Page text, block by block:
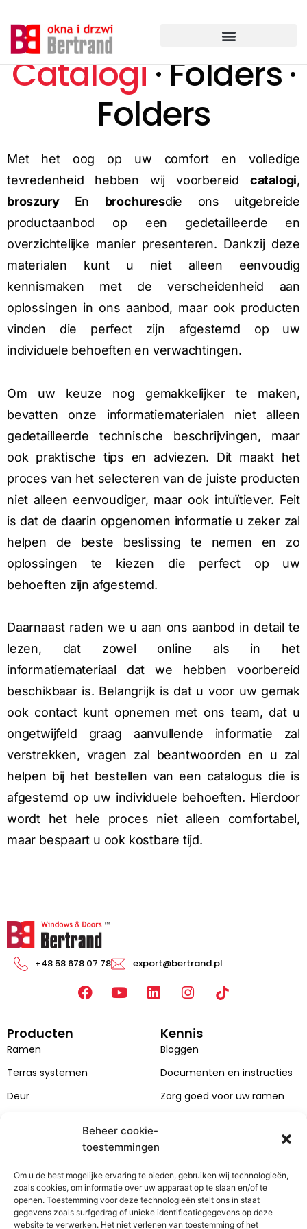
Beheer cookie-
toestemmingen
Om u de best mogelijke ervaring te bieden, gebruiken wij technologieën,
zoals cookies, om informatie over uw apparaat op te slaan en/of te
openen. Toestemming voor deze technologieën stelt ons in staat
gegevens zoals surfgedrag of unieke identificatiegegevens op deze
website te verwerken. Het niet verlenen van toestemming of het
naar
inhoud
Catalogi· Folders ·
Folders
Met het oog op uw comfort en volledige
tevredenheid hebben wij voorbereid catalogi,
broszuryEn brochuresdie ons uitgebreide
productaanbod op een gedetailleerde en
overzichtelijke manier presenteren. Dankzij deze
materialen kunt u niet alleen eenvoudig
kennismaken met de verscheidenheid aan
oplossingen in ons aanbod, maar ook producten
vinden die perfect zijn afgestemd op uw
individuele behoeften en verwachtingen.
Om uw keuze nog gemakkelijker te maken,
bevatten onze informatiematerialen niet alleen
gedetailleerde technische beschrijvingen, maar
ook praktische tips en adviezen. Dit maakt het
proces van het selecteren van de juiste producten
niet alleen eenvoudiger, maar ook intuïtiever. Feit
is dat de daarin opgenomen informatie u zeker zal
helpen de beste beslissing te nemen en zo
oplossingen te kiezen die perfect op uw
behoeften zijn afgestemd.
Daarnaast raden we u aan ons aanbod in detail te
lezen, dat zowel online als in het
informatiemateriaal dat we hebben voorbereid
beschikbaar is. Belangrijk is dat u voor uw gemak
ook contact kunt opnemen met ons team, dat u
ongetwijfeld graag aanvullende informatie zal
verstrekken, vragen zal beantwoorden en u zal
helpen bij het bestellen van een catalogus die is
afgestemd op uw individuele behoeften. Hierdoor
wordt het hele proces niet alleen comfortabel,
maar bespaart u ook kostbare tijd.
+48 58 678 07 78 export@bertrand.pl
F
o
Y
L
e
I
t
a
r
a
m
Producten
Ramen
Terras systemen
Deur
deuren
Kennis
Bloggen
Documenten en instructies
Zorg goed voor uw ramen
Bertrand Klantenzone